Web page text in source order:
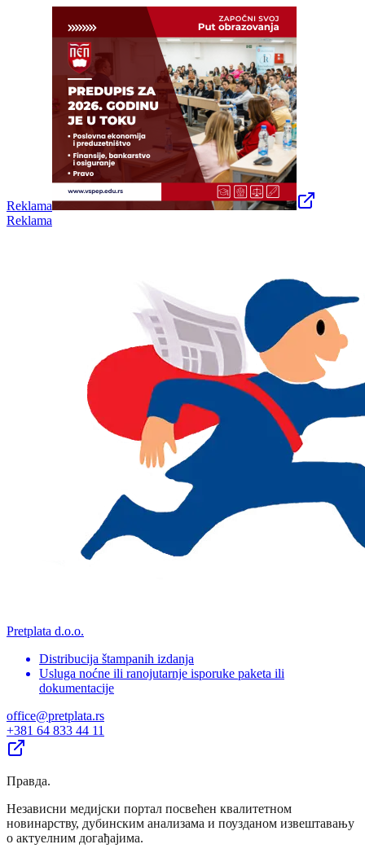
Reklama
Reklama
Pretplata d.o.o.
Distribucija štampanih izdanja
Usluga noćne ili ranojutarnje isporuke paketa ili
dokumentacije
office@pretplata.rs
+381 64 833 44 11
Правда.
Независни медијски портал посвећен квалитетном
новинарству, дубинским анализама и поузданом извештавању
о актуелним догађајима.